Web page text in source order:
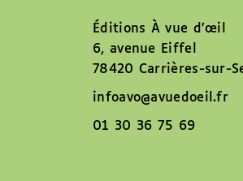
Éditions À vue d’œil
6, avenue Eiffel
78420 Carrières-sur-
infoavo@avuedoeil.fr
01 30 36 75 69